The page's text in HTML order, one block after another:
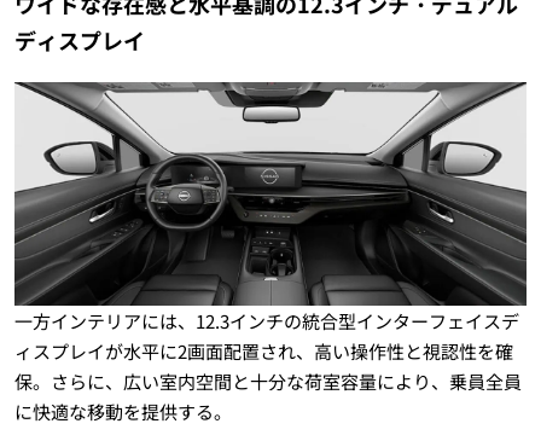
ディスプレイ
一方インテリアには、12.3インチの統合型インターフェイスデ
ィスプレイが水平に2画面配置され、高い操作性と視認性を確
保。さらに、広い室内空間と十分な荷室容量により、乗員全員
に快適な移動を提供する。